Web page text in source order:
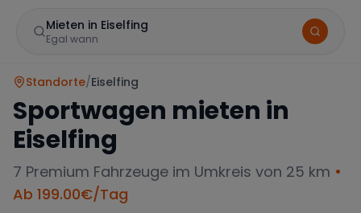
Mieten in Eiselfing
Egal wann
Standorte/Eiselfing
Sportwagen mieten in
Eiselfing
7 Premium Fahrzeuge im Umkreis von 25 km •
Ab 199.00€/Tag